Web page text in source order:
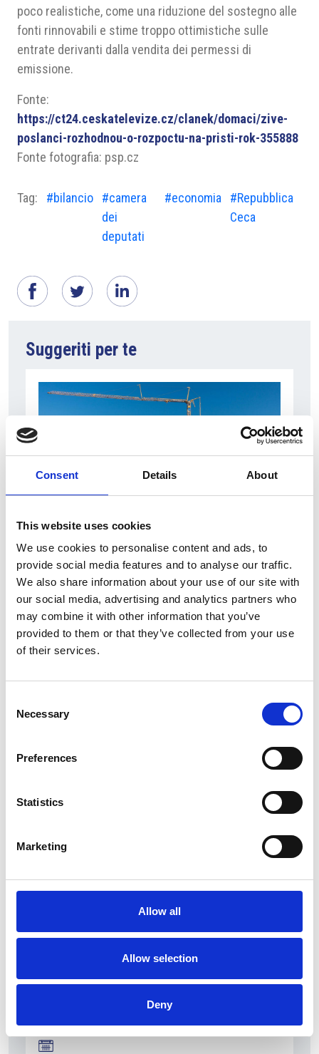
Consent Details About
This website uses cookies
We use cookies to personalise content and ads, to
provide social media features and to analyse our traffic.
We also share information about your use of our site with
our social media, advertising and analytics partners who
may combine it with other information that you’ve
provided to them or that they’ve collected from your use
of their services.
Selection
Necessary
Preferences
Statistics
Marketing
Allow all
Allow selection
Deny
poco realistiche, come una riduzione del sostegno alle
fonti rinnovabili e stime troppo ottimistiche sulle
entrate derivanti dalla vendita dei permessi di
emissione.
Fonte:
https://ct24.ceskatelevize.cz/clanek/domaci/zive-
poslanci-rozhodnou-o-rozpoctu-na-pristi-rok-355888
Fonte fotografia: psp.cz
Tag: #bilancio
#camera
dei
deputati
#economia
#Repubblica
Ceca
Suggeriti per te
7 Agosto 2026
Nel primo semestre è aumentata fortemente la
costruzione di nuove abitazioni
Repubblica Ceca
Repubblica Ceca